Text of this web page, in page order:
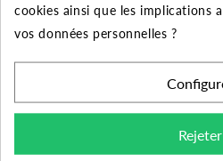
2%
10 5%
cookies ainsi que les implications
vos données personnelles ?
Rejeter